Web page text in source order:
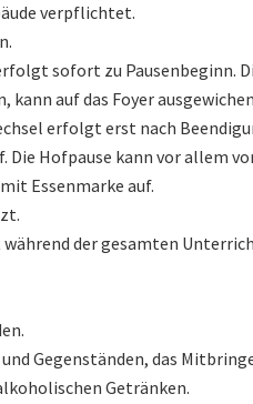
verpflichtet.
sofort zu Pausenbeginn.
auf das Foyer
erfolgt erst nach
Hofpause kann vor allem
Essenmarke auf.
während der gesamten
Gegenständen, das
Getränken.